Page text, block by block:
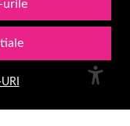
urile